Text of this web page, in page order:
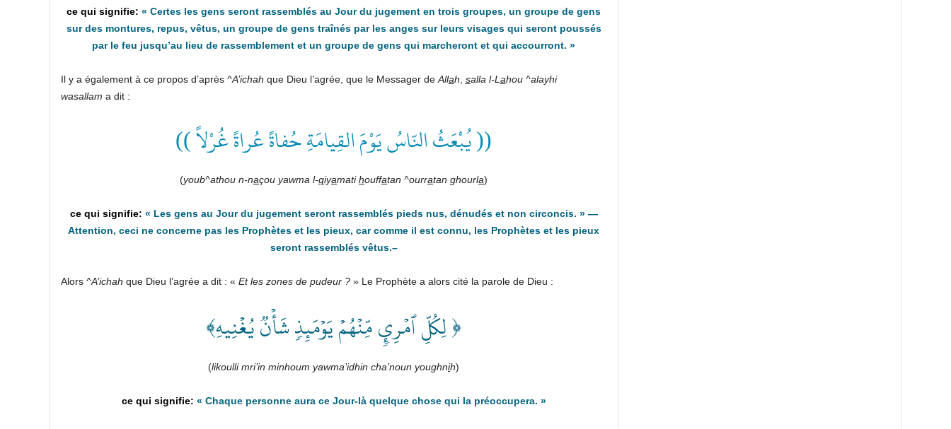
« Certes les gens seront rassemblés au Jour du jugement en trois groupes, un groupe de gens
sur des montures, repus, vêtus, un groupe de gens traînés par les anges sur leurs visages qui seront poussés
par le feu jusqu’au lieu de rassemblement et un groupe de gens qui marcheront et qui accourront. »
Il y a également à ce propos d’après ^A’ichah que Dieu l’agrée, que le Messager de Allah salla l-L ahou ^alayhi
wasallam a dit :
(( يُبْعَثُ النّاسُ يَوْمَ القِيامَةِ حُفاةً عُراةً غُرْلاً ))
(youb^athou n-naçou yawma l-qiyamatihouffatan ^ourratan ghourla)
« Les gens au Jour du jugement seront rassemblés pieds nus, dénudés et non circoncis. » —
Attention, ceci ne concerne pas les Prophètes et les pieux, car comme il est connu, les Prophètes et les pieux
seront rassemblés vêtus.–
Alors ^A’ichah que Dieu l’agrée a dit : « Et les zones de pudeur ?» Le Prophète a alors cité la parole de Dieu :
﴿ لِكُلِّ ٱمۡرِيٕٖ مِّنۡهُمۡ يَوۡمَئِذٖ شَأۡنٞ يُغۡنِيهِ﴾
(likoulli mri’in minhoum yawma’idhin cha’noun youghnih)
« Chaque personne aura ce Jour-là quelque chose qui la préoccupera. »